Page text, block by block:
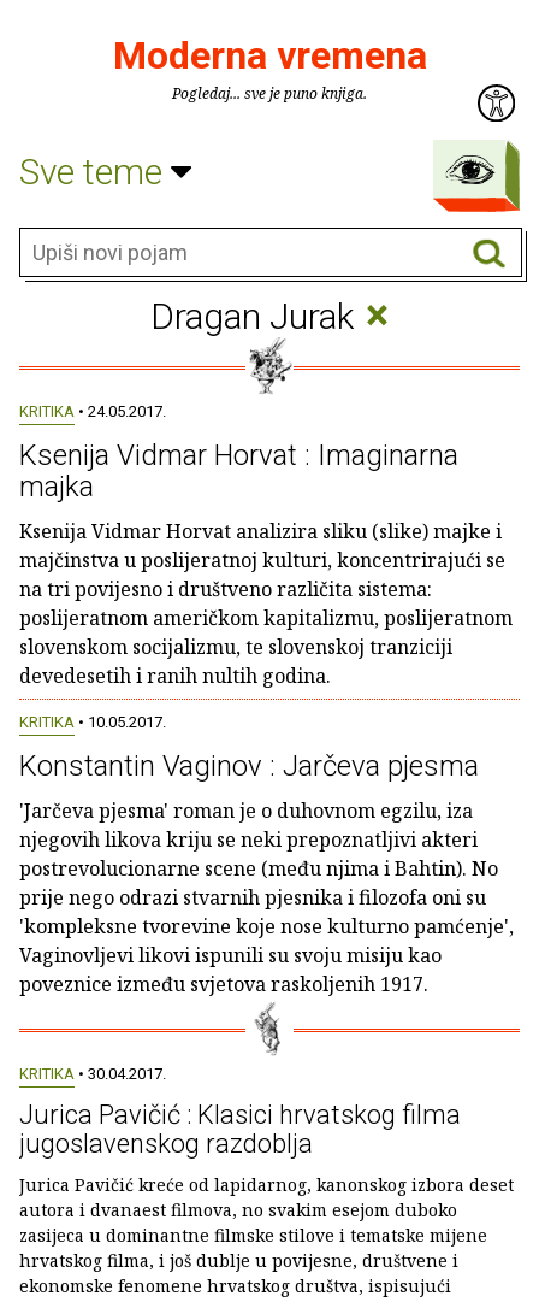
Moderna vremena
Pogledaj... sve je puno knjiga.
Sve teme
Dragan Jurak ×
KRITIKA • 24.05.2017.
Ksenija Vidmar Horvat : Imaginarna
majka
Ksenija Vidmar Horvat analizira sliku (slike) majke i
majčinstva u poslijeratnoj kulturi, koncentrirajući se
na tri povijesno i društveno različita sistema:
poslijeratnom američkom kapitalizmu, poslijeratnom
slovenskom socijalizmu, te slovenskoj tranziciji
devedesetih i ranih nultih godina.
KRITIKA • 10.05.2017.
Konstantin Vaginov : Jarčeva pjesma
'Jarčeva pjesma' roman je o duhovnom egzilu, iza
njegovih likova kriju se neki prepoznatljivi akteri
postrevolucionarne scene (među njima i Bahtin). No
prije nego odrazi stvarnih pjesnika i filozofa oni su
'kompleksne tvorevine koje nose kulturno pamćenje',
Vaginovljevi likovi ispunili su svoju misiju kao
poveznice između svjetova raskoljenih 1917.
KRITIKA • 30.04.2017.
Jurica Pavičić : Klasici hrvatskog filma
jugoslavenskog razdoblja
Jurica Pavičić kreće od lapidarnog, kanonskog izbora deset
autora i dvanaest filmova, no svakim esejom duboko
zasijeca u dominantne filmske stilove i tematske mijene
hrvatskog filma, i još dublje u povijesne, društvene i
ekonomske fenomene hrvatskog društva, ispisujući